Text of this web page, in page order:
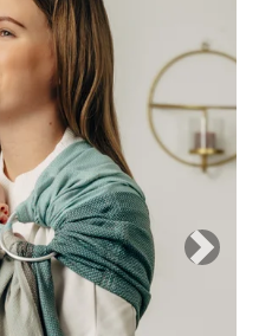
Next